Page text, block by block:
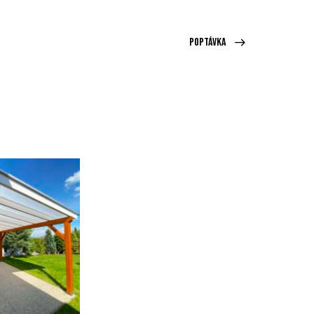
POPTÁVKA